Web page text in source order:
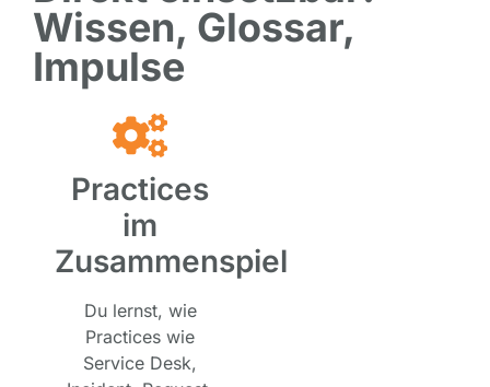
Wissen, Glossar,
Impulse
Practices
im
Zusammenspiel
Du lernst, wie
Practices wie
Service Desk,